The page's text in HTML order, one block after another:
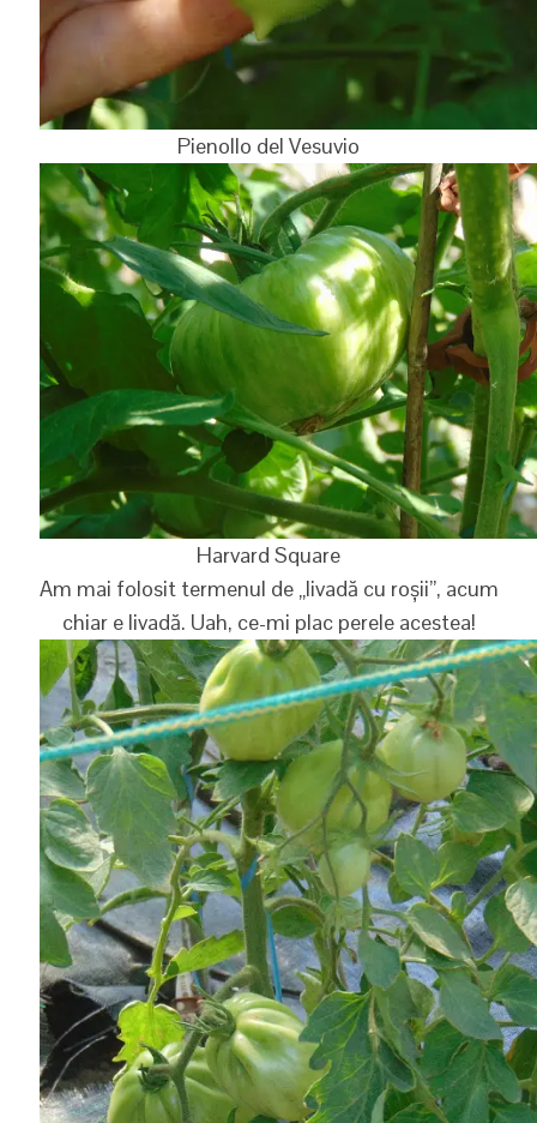
Pienollo del Vesuvio
Harvard Square
Am mai folosit termenul de „livadă cu roșii”, acum
chiar e livadă. Uah, ce-mi plac perele acestea!